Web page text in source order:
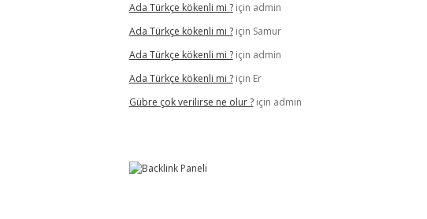
Ada Türkçe kökenli mi ?için admin
Ada Türkçe kökenli mi ?için Samur
Ada Türkçe kökenli mi ?için admin
Ada Türkçe kökenli mi ?için Er
Gübre çok verilirse ne olur ?için admin